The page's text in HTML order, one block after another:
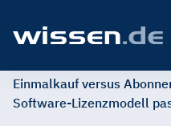
Einmalkauf versus
Software-Lizenzmodell